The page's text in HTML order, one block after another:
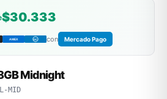
$30.333
AMEX DC con Mercado Pago
Midnight
MID